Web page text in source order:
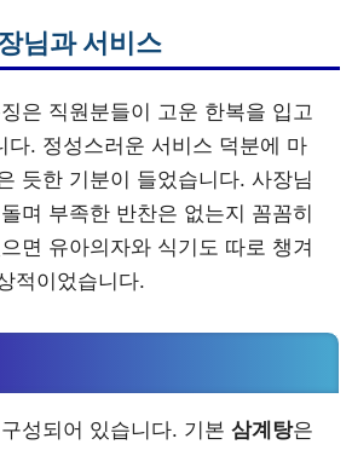
님과 서비스
은 직원분들이 고운 한복을 입고
다. 정성스러운 서비스 덕분에 마
듯한 기분이 들었습니다. 사장님
며 부족한 반찬은 없는지 꼼꼼히
면 유아의자와 식기도 따로 챙겨
적이었습니다.
성되어 있습니다. 기본 삼계탕은